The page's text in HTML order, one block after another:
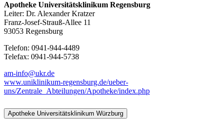
Apotheke Universitätsklinikum Regensburg
Leiter: Dr. Alexander Kratzer
Franz-Josef-Strauß-Allee 11
93053 Regensburg
Telefon: 0941-944-4489
Telefax: 0941-944-5738
am-info@ukr.de
www.uniklinikum-regensburg.de/ueber-
uns/Zentrale_Abteilungen/Apotheke/index.php
Apotheke Universitätsklinikum Würzburg